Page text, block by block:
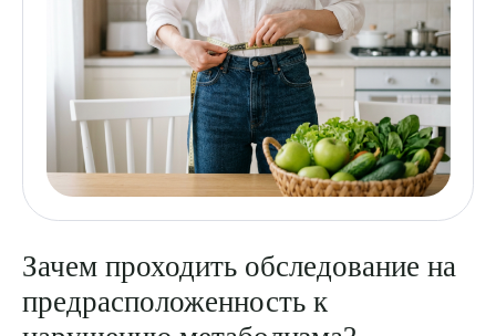
Зачем проходить обследование на
предрасположенность к